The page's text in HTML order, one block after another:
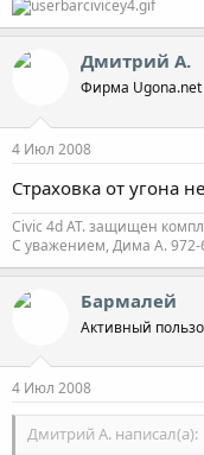
Дмитрий А.
Фирма Ugona.net
4 Июл 2008
Страховка от угона
Civic 4d AT. защищен
С уважением, Дима А. 972-
Бармалей
Активный
4 Июл 2008
Дмитрий А. написал(а):